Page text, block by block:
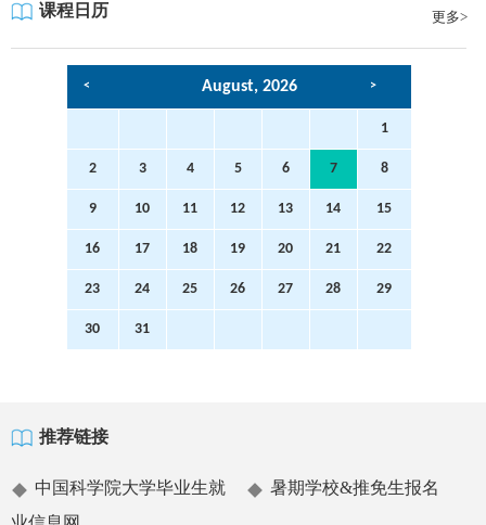
课程日历 更多>
< , >
1
2 3 4 5 6 7 8
9 10 11 12 13 14 15
16 17 18 19 20 21 22
23 24 25 26 27 28 29
30 31
推荐链接
中国科学院大学毕业生就
暑期学校&推免生报名